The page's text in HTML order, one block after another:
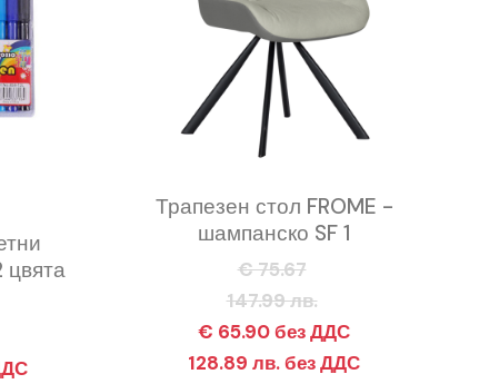
цвята
Трапезен стол FROME -
шампанско SF 1
€ 75.67
147.99 лв.
€ 65.90 без ДДС
128.89 лв. без ДДС